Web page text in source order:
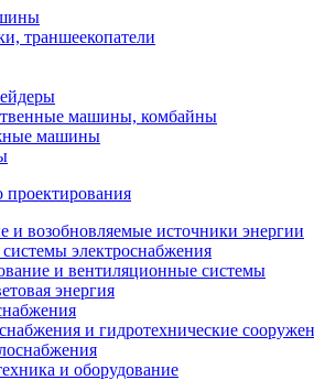
траншеекопатели
машины, комбайны
машины
и возобновляемые источники энергии
электроснабжения
и вентиляционные системы
энергия
и гидротехнические
и оборудование